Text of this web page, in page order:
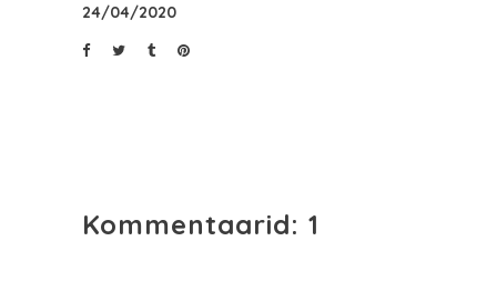
24/04/2020
Kommentaarid: 1